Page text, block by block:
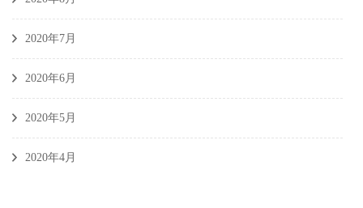
2020年7月
2020年6月
2020年5月
2020年4月